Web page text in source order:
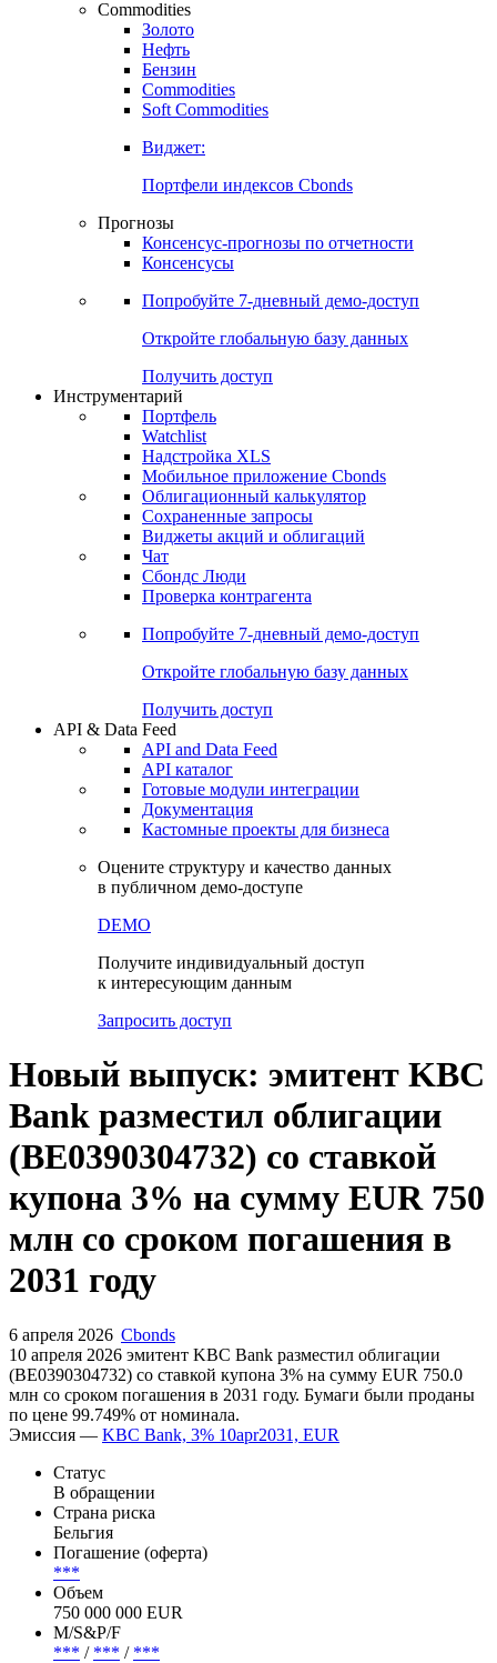
Commodities
Золото
Нефть
Бензин
Commodities
Soft Commodities
Виджет:
Портфели индексов Cbonds
Прогнозы
Консенсус-прогнозы по отчетности
Консенсусы
Попробуйте 7-дневный демо-доступ
Откройте глобальную базу данных
Получить доступ
Инструментарий
Портфель
Watchlist
Надстройка XLS
Мобильное приложение Cbonds
Облигационный калькулятор
Сохраненные запросы
Виджеты акций и облигаций
Чат
Сбондс Люди
Проверка контрагента
Попробуйте 7-дневный демо-доступ
Откройте глобальную базу данных
Получить доступ
API & Data Feed
API and Data Feed
API каталог
Готовые модули интеграции
Документация
Кастомные проекты для бизнеса
Оцените структуру и качество данных
в публичном демо-доступе
DEMO
Получите индивидуальный доступ
к интересующим данным
Запросить доступ
Новый выпуск: эмитент KBC
Bank разместил облигации
(BE0390304732) со ставкой
купона 3% на сумму EUR 750
млн со сроком погашения в
2031 году
6 апреля 2026 Cbonds
10 апреля 2026 эмитент KBC Bank разместил облигации
(BE0390304732) cо ставкой купона 3% на сумму EUR 750.0
млн со сроком погашения в 2031 году. Бумаги были проданы
по цене 99.749% от номинала.
Эмиссия — KBC Bank, 3% 10apr2031, EUR
Статус
В обращении
Страна риска
Бельгия
Погашение (оферта)
***
Объем
750 000 000 EUR
М/S&P/F
*** / *** / ***